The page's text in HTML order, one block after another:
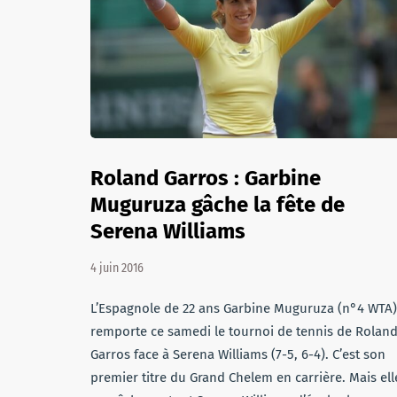
Roland Garros : Garbine
Muguruza gâche la fête de
Serena Williams
4 juin 2016
L’Espagnole de 22 ans Garbine Muguruza (n°4 WTA)
remporte ce samedi le tournoi de tennis de
Garros face à Serena Williams (7-5, 6-4). C’est son
premier titre du Grand Chelem en carrière. Mais